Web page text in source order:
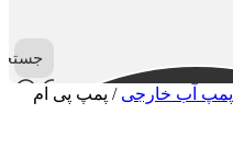
پمپ آب خارجی / پمپ پی ام